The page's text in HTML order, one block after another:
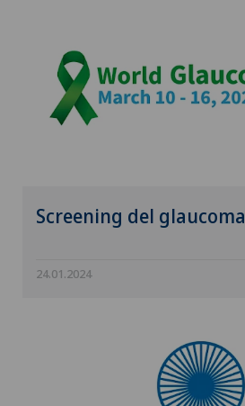
Screening del glaucoma
24.01.2024